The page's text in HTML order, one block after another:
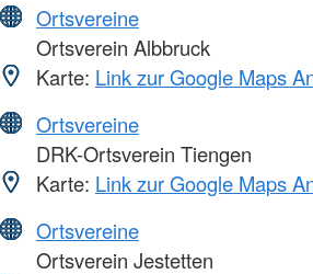
Ortsvereine
Ortsverein Albbruck
Karte: Link zur Google Maps
Ortsvereine
DRK-Ortsverein Tiengen
Karte: Link zur Google Maps
Ortsvereine
Ortsverein Jestetten